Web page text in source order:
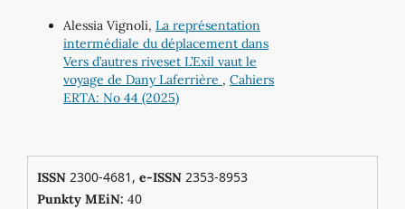
Alessia Vignoli, La représentation
intermédiale du déplacement dans
Vers d’autres riveset L’Exil vaut le
voyage de Dany Laferrière , Cahiers
ERTA: No 44 (2025)
ISSN2300-4681, e-ISSN2353-8953
Punkty MEiN: 40